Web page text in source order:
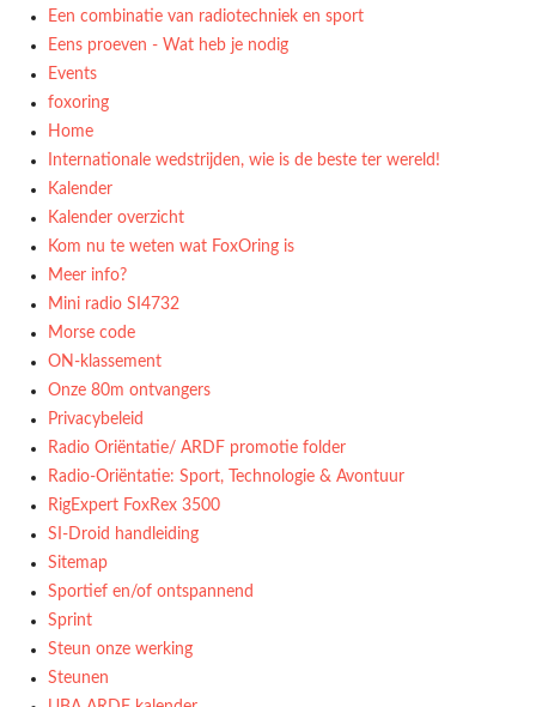
Een combinatie van radiotechniek en sport
Eens proeven - Wat heb je nodig
Events
foxoring
Home
Internationale wedstrijden, wie is de beste ter wereld!
Kalender
Kalender overzicht
Kom nu te weten wat FoxOring is
Meer info?
Mini radio SI4732
Morse code
ON-klassement
Onze 80m ontvangers
Privacybeleid
Radio Oriëntatie/ ARDF promotie folder
Radio‑Oriëntatie: Sport, Technologie & Avontuur
RigExpert FoxRex 3500
SI-Droid handleiding
Sitemap
Sportief en/of ontspannend
Sprint
Steun onze werking
Steunen